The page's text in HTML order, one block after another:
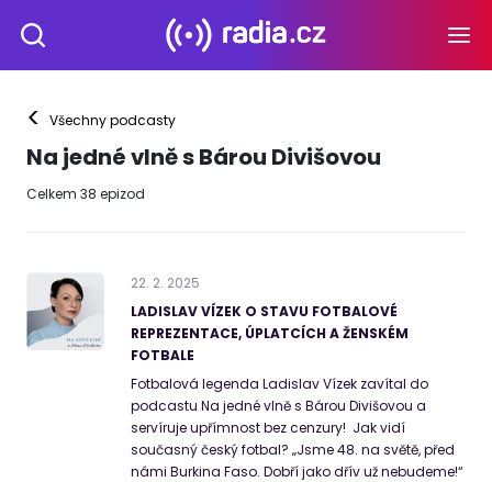
< Všechny podcasty
Na jedné vlně s Bárou Divišovou
Celkem 38 epizod
22. 2. 2025
LADISLAV VÍZEK O STAVU FOTBALOVÉ
REPREZENTACE, ÚPLATCÍCH A ŽENSKÉM
FOTBALE
Fotbalová legenda Ladislav Vízek zavítal do
podcastu Na jedné vlně s Bárou Divišovou a
servíruje upřímnost bez cenzury! Jak vidí
současný český fotbal? „Jsme 48. na světě, před
námi Burkina Faso. Dobří jako dřív už nebudeme!“